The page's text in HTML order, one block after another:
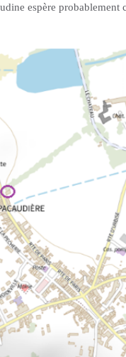
espère probablement